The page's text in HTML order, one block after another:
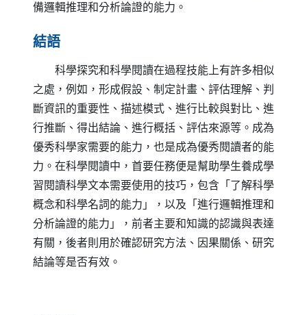
備邏輯推理和分析論證的能力。
結語
科學探究和科學閱讀在過程技能上有許多相似
之處，例如，形成假設、制定計畫、評估理解、判
斷資訊的重要性、描述模式、進行比較與對比、進
行推斷、得出結論、進行概括、評估來源等。成為
優秀科學家需要的能力，也是成為優秀閱讀者的能
力。在科學閱讀中，首要任務便是幫助學生養成學
習閱讀科學文本需要使用的技巧，包含「了解科學
概念和科學名詞的能力」，以及「進行邏輯推理和
分析論證的能力」，前者主要和知識的認識與表達
有關，後者則用於確認研究方法、因果關係、研究
結論等是否有效。